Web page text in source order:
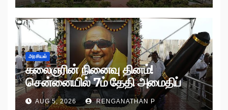
அரசியல்
கலைஞரின் நினைவு தினம்!
சென்னையில் 7ம் தேதி அமைதிப்
பேரணி!
AUG 5, 2026 RENGANATHAN P